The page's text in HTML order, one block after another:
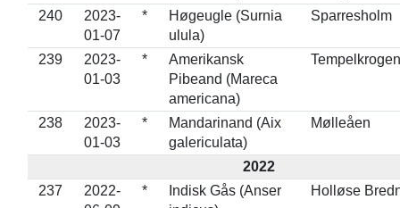
240
2023-
01-07
*
Høgeugle (Surnia
ulula)
Sparresholm
239
2023-
01-03
*
Amerikansk
Pibeand (Mareca
americana)
Tempelkrogen
238
2023-
01-03
*
Mandarinand (Aix
galericulata)
Mølleåen
2022
237
2022-
*
Indisk Gås (Anser
Holløse